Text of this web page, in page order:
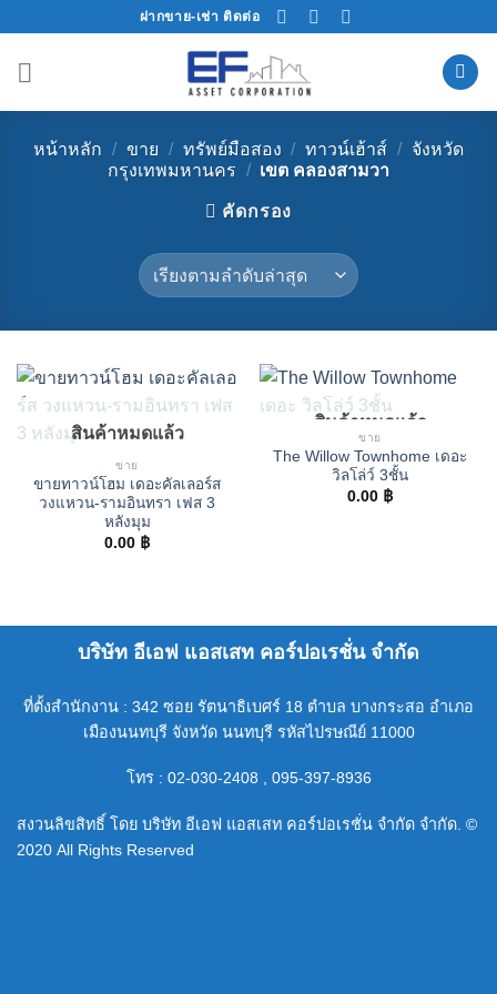
content
ฝากขาย-เช่า ติดต่อ
หน้าหลัก / ขาย / ทรัพย์มือสอง / ทาวน์เฮ้าส์ / จังหวัด
กรุงเทพมหานคร / เขต คลองสามวา
คัดกรอง
สินค้าหมดแล้ว
ขาย
ขายทาวน์โฮม เดอะคัลเลอร์ส
วงแหวน-รามอินทรา เฟส 3
หลังมุม
0.00 ฿
สินค้าหมดแล้ว
ขาย
The Willow Townhome เดอะ
วิลโล่ว์ 3ชั้น
0.00 ฿
บริษัท อีเอฟ แอสเสท คอร์ปอเรชั่น จำกัด
ที่ตั้งสำนักงาน : 342 ซอย รัตนาธิเบศร์ 18 ตำบล บางกระสอ อำเภอ
เมืองนนทบุรี จังหวัด นนทบุรี รหัสไปรษณีย์ 11000
โทร : 02-030-2408 , 095-397-8936
สงวนลิขสิทธิ์ โดย บริษัท อีเอฟ แอสเสท คอร์ปอเรชั่น จำกัด จำกัด. ©
2020 All Rights Reserved